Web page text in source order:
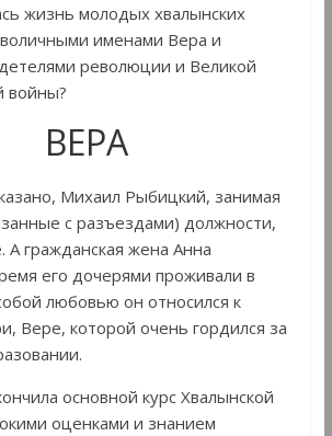
жизнь молодых хвалынских
именами Вера и
революции и Великой
войны?
ВЕРА
Михаил Рыбицкий, занимая
с разъездами) должности,
А гражданская жена Анна
его дочерями проживали в
любовью он относился к
Вере, которой очень гордился за
основной курс Хвалынской
оценками и знанием